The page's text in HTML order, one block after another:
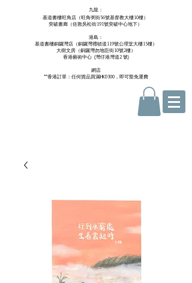
九龍：
基道書樓旺角店（旺角弼街56號基督教大樓10樓）
突破書廊（佐敦吳松街191號突破中心地下）
港島：
基道書樓銅鑼灣店（銅鑼灣禮頓道119號公理堂大樓15樓）
大樹文房（銅鑼灣勿地臣街10號2樓）
香港藝術中心 ​ (灣仔港灣道2 號)
網店
**香港訂單：任何貨品買滿HKD300，即可豁免運費